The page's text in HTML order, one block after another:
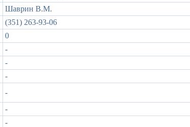
Шаврин В.М.
(351) 263-93-06
0
-
-
-
-
-
-